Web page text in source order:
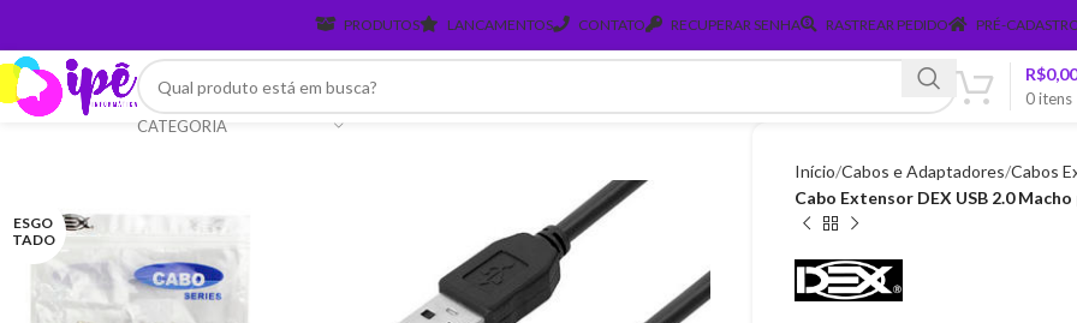
PRODUTOS LANCAMENTOS CONTATO RECUPERAR SENHA RASTREAR PEDIDO PRÉ-
CATEGORIA
0itens
R$0,00
ESGO
TADO
Início Cabos e Adaptadores Cabos
Cabo Extensor DEX USB 2.0